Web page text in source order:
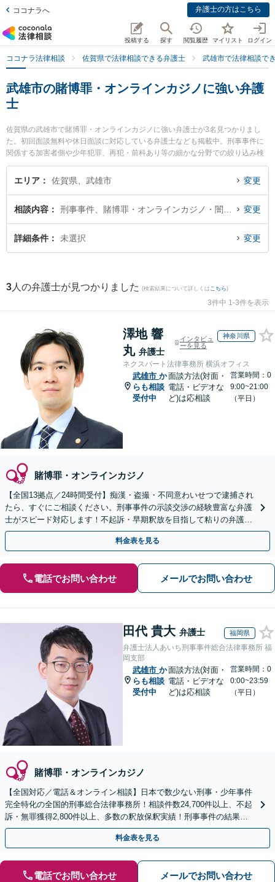
ココナラへ 弁護士の方はこちら
投稿する 探す 閲覧履歴 マイリスト ログイン
ココナラ法律相談 佐賀県で法律相談できる弁護士 武雄市で法律相談で
武雄市の賭博罪・オンラインカジノに強い弁護
士
佐賀県の武雄市で賭博罪・オンラインカジノに強い弁護士が3名見つかりまし
た。初回面談無料や休日面談に対応している弁護士なども掲載中。刑事事件に
関係する加害者側や少年犯罪、再犯・前科あり等の細かな分野での絞り込み検
索もでき便利です。特に西九州総合法律事務所の行武 謙一弁護士や武雄法律事
務所の大和 幸四郎弁護士、弁護士法人桑原法律事務所の矢野 雄基弁護士のプロ
フィール情報や弁護士費用、強みなどが注目されています。『武雄市で土日や
したい』『賭博罪・オンラインカジノのトラブル解決の実績豊富な近くの弁護
士を検索したい』『初回相談無料で賭博罪・オンラインカジノを法律相談でき
る武雄市内の弁護士に相談予約したい』などでお困りの相談者さんにおすすめ
エリア 佐賀県、武雄市 変更
相談内容 変更
詳細条件 未選択 変更
3 人の弁護士が見つかりました (検索結果について詳しくは こちら)
3件中 1-3件を表示
澤地 響
丸 弁護士
インタビュ
ーを見る
神奈川県
ネクスパート法律事務所 横浜オフィス
武雄市 か
らも相談
受付中
面談方法(対面・
電話・ビデオな
ど)は応相談
営業時間：0
9:00~21:00
（平日）
賭博罪・オンラインカジノ
【全国13拠点／24時間受付】痴漢・盗撮・不同意わいせつで逮捕され
たら、すぐにご相談ください。刑事事件の示談交渉の経験豊富な弁護
士がスピード対応します！不起訴・早期釈放を目指して粘りの弁護活
動を行います。
料金表を見る
電話でお問い合わせ メールでお問い合わせ
田代 貴大 弁護士 福岡県
弁護士法人あいち刑事事件総合法律事務所 福
岡支部
武雄市 か
らも相談
受付中
面談方法(対面・
電話・ビデオな
ど)は応相談
営業時間：0
0:00~23:59
（平日）
賭博罪・オンラインカジノ
【全国対応／電話＆オンライン相談】日本で数少ない刑事・少年事件
完全特化の全国的刑事総合法律事務所！相談件数24,700件以上、不起
訴・無罪獲得2,800件以上、多数の釈放保釈実績！刑事事件の結果は
弁護士の腕次第で変わります【初回相談無料】
料金表を見る
電話でお問い合わせ メールでお問い合わせ